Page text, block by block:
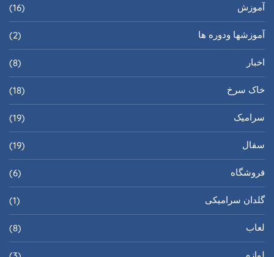
آموزش (16)
آموزشها ودوره ها (2)
اخبار (8)
خاک سرخ (18)
سرامیک (19)
سفال (19)
فروشگاه (6)
گلدان سرامیکی (1)
لعاب (8)